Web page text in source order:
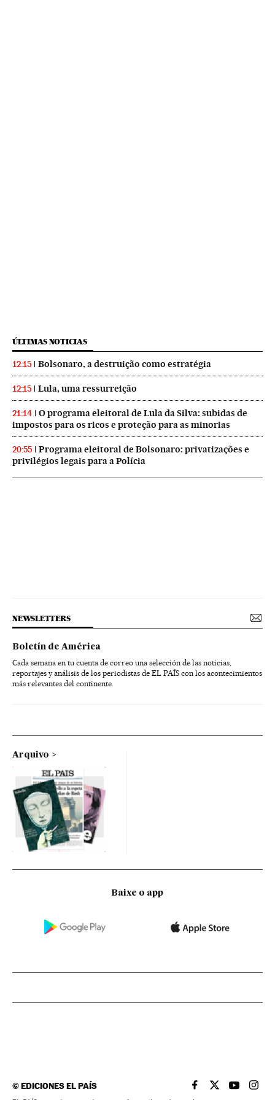
ÚLTIMAS NOTICIAS
12:15 Bolsonaro, a destruição como estratégia
12:15 Lula, uma ressurreição
21:14
O programa eleitoral de Lula da Silva: subidas de
impostos para os ricos e proteção para as minorias
20:55
Programa eleitoral de Bolsonaro: privatizações e
privilégios legais para a Polícia
NEWSLETTERS
Boletín de América
Cada semana en tu cuenta de correo una selección de las noticias,
reportajes y análisis de los periodistas de EL PAÍS con los acontecimientos
más relevantes del continente.
Arquivo
Baixe o app
©EDICIONES EL PAÍS EL PAÍS BRASIL EN
EL PAÍSEL PAÍS
EL